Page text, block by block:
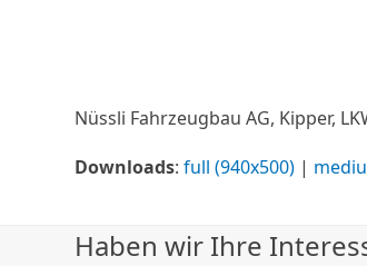
Nüssli Fahrzeugbau AG, Kipper,
Downloads:full (940x500) |
Haben wir Ihre